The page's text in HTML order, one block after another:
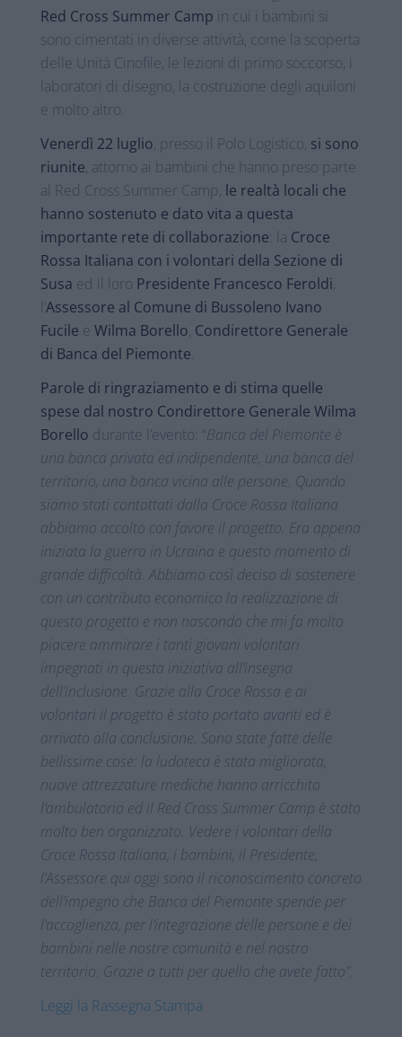
Red Cross Summer Camp in cui i bambini si
sono cimentati in diverse attività, come la scoperta
delle Unità Cinofile, le lezioni di primo soccorso, i
laboratori di disegno, la costruzione degli aquiloni
e molto altro.
Venerdì 22 luglio, presso il Polo Logistico, si sono
riunite, attorno ai bambini che hanno preso parte
al Red Cross Summer Camp, le realtà locali che
hanno sostenuto e dato vita a questa
importante rete di collaborazione : la Croce
Rossa Italiana con i volontari della Sezione di
Susa ed il loro Presidente Francesco Feroldi,
l’Assessore al Comune di Bussoleno Ivano
Fucile e Wilma Borello, Condirettore Generale
di Banca del Piemonte
Parole di ringraziamento e di stima quelle
spese dal nostro Condirettore Generale Wilma
Borello durante l’evento: “Banca del Piemonte è
una banca privata ed indipendente, una banca del
territorio, una banca vicina alle persone. Quando
siamo stati contattati dalla Croce Rossa Italiana
abbiamo accolto con favore il progetto. Era appena
iniziata la guerra in Ucraina e questo momento di
grande difficoltà. Abbiamo così deciso di sostenere
con un contributo economico la realizzazione di
questo progetto e non nascondo che mi fa molto
piacere ammirare i tanti giovani volontari
impegnati in questa iniziativa all’insegna
dell’inclusione. Grazie alla Croce Rossa e ai
volontari il progetto è stato portato avanti ed è
arrivato alla conclusione. Sono state fatte delle
bellissime cose: la ludoteca è stata migliorata,
nuove attrezzature mediche hanno arricchito
l’ambulatorio ed il Red Cross Summer Camp è stato
molto ben organizzato. Vedere i volontari della
Croce Rossa Italiana, i bambini, il Presidente,
l’Assessore qui oggi sono il riconoscimento concreto
dell’impegno che Banca del Piemonte spende per
l’accoglienza, per l’integrazione delle persone e dei
bambini nelle nostre comunità e nel nostro
territorio. Grazie a tutti per quello che avete fatto”.
Leggi la Rassegna Stampa